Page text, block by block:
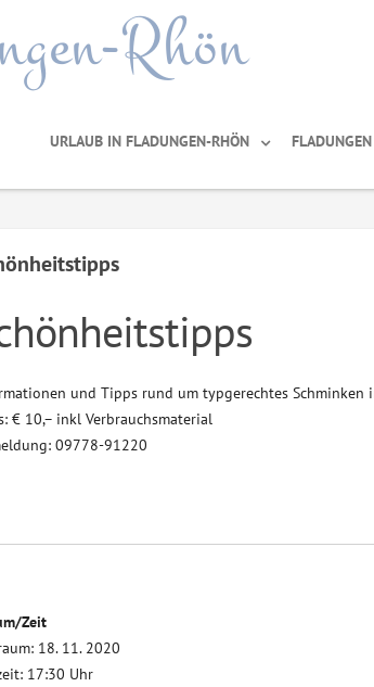
Rhön
URLAUB IN FLADUNGEN-RHÖN
und Tipps rund um typgerechtes Schminken
€ 10,– inkl Verbrauchsmaterial
09778-91220
Zeit
18. 11. 2020
17:30 Uhr